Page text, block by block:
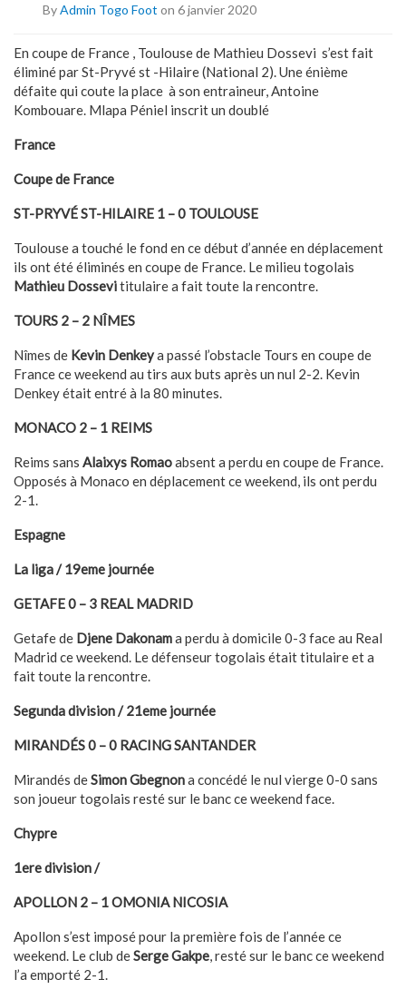
By Admin Togo Foot on 6 janvier 2020
En coupe de France , Toulouse de Mathieu Dossevi s’est fait
éliminé par St-Pryvé st -Hilaire (National 2). Une énième
défaite qui coute la place à son entraineur, Antoine
Kombouare. Mlapa Péniel inscrit un doublé
France
Coupe de France
ST-PRYVÉ ST-HILAIRE 1 – 0 TOULOUSE
Toulouse a touché le fond en ce début d’année en déplacement
ils ont été éliminés en coupe de France. Le milieu togolais
Mathieu Dossevititulaire a fait toute la rencontre.
TOURS 2 – 2 NÎMES
Nîmes de Kevin Denkeya passé l’obstacle Tours en coupe de
France ce weekend au tirs aux buts après un nul 2-2. Kevin
Denkey était entré à la 80 minutes.
MONACO 2 – 1 REIMS
Reims sans Alaixys Romaoabsent a perdu en coupe de France.
Opposés à Monaco en déplacement ce weekend, ils ont perdu
2-1.
Espagne
La liga / 19eme journée
GETAFE 0 – 3 REAL MADRID
Getafe de Djene Dakonama perdu à domicile 0-3 face au Real
Madrid ce weekend. Le défenseur togolais était titulaire et a
fait toute la rencontre.
Segunda division / 21eme journée
MIRANDÉS 0 – 0 RACING SANTANDER
Mirandés deSimon Gbegnona concédé le nul vierge 0-0 sans
son joueur togolais resté sur le banc ce weekend face.
Chypre
1ere division /
APOLLON 2 – 1 OMONIA NICOSIA
Apollon s’est imposé pour la première fois de l’année ce
weekend. Le club deSerge Gakpe, resté sur le banc ce weekend
l’a emporté 2-1.